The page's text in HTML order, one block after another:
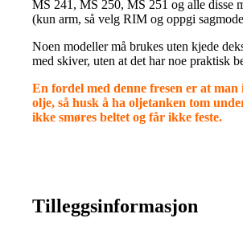
MS 241, MS 250, MS 251 og alle disse
(kun arm, så velg RIM og oppgi
Noen modeller må brukes uten kjede
med skiver, uten at det har noe praktisk
En fordel med denne fresen er at
olje, så husk å ha oljetanken tom
ikke smøres beltet og får ikke feste.
Tilleggsinformasjon